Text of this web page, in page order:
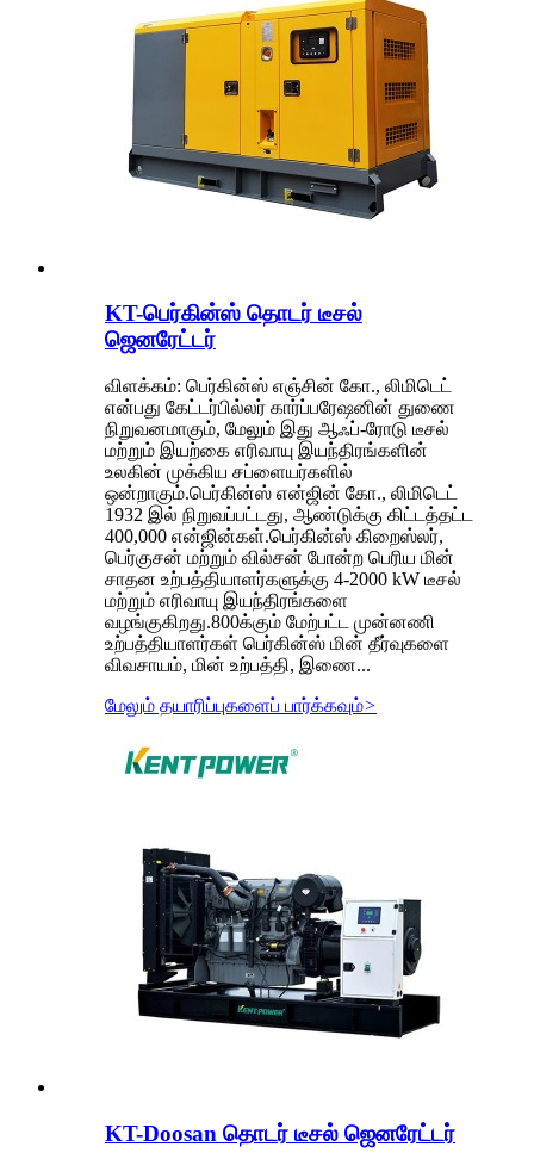
KT-பெர்கின்ஸ் தொடர் டீசல்
ஜெனரேட்டர்
விளக்கம்: பெர்கின்ஸ் எஞ்சின் கோ., லிமிடெட்
என்பது கேட்டர்பில்லர் கார்ப்பரேஷனின் துணை
நிறுவனமாகும், மேலும் இது ஆஃப்-ரோடு டீசல்
மற்றும் இயற்கை எரிவாயு இயந்திரங்களின்
உலகின் முக்கிய சப்ளையர்களில்
ஒன்றாகும்.பெர்கின்ஸ் என்ஜின் கோ., லிமிடெட்
1932 இல் நிறுவப்பட்டது, ஆண்டுக்கு கிட்டத்தட்ட
400,000 என்ஜின்கள்.பெர்கின்ஸ் கிறைஸ்லர்,
பெர்குசன் மற்றும் வில்சன் போன்ற பெரிய மின்
சாதன உற்பத்தியாளர்களுக்கு 4-2000 kW டீசல்
மற்றும் எரிவாயு இயந்திரங்களை
வழங்குகிறது.800க்கும் மேற்பட்ட முன்னணி
உற்பத்தியாளர்கள் பெர்கின்ஸ் மின் தீர்வுகளை
விவசாயம், மின் உற்பத்தி, இணை...
மேலும் தயாரிப்புகளைப் பார்க்கவும்>
KT-Doosan தொடர் டீசல் ஜெனரேட்டர்